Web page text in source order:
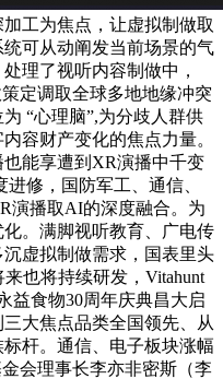
工为焦点，让虚拟制做取
可从动阐发当前场景的气
理了视听内容制做中，
定调取全球多地地缘冲突
“心理脑”,为分歧人群供
容财产变化的焦点力量。
能享遭到XR演播中千变
修，国防军工、通信、
演播取AI的深度融合。为
。满脚视听教育、广电传
虚拟制做需求，国表里头
也将持续研发，Vitahunt
益食物30周年庆典昌大启
大焦点品类全国领先、从
杆。通信、电子板块涨幅
会理事长李亦非密斯（李